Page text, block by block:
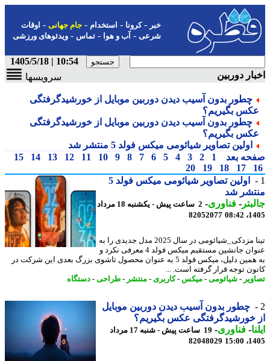
-کرونا-استخدام- جام جهانی-اوقات
شرعی-آب و هوا-تماس-ویدئوهای ورزشی
10:54 | 1405/5/18
دوربین
سرویسها
چطور بدون آسیب دیدن دوربین موبایل از خورشیدگرفتگی
بگیریم؟
چطور بدون آسیب دیدن دوربین موبایل از خورشیدگرفتگی
بگیریم؟
اولین تصاویر شیائومی میکس فولد 5 منتشر شد
بعد
1
2
3
4
5
6
7
8
9
10
11
12
13
14
15
17
18
19
20
اولین تصاویر شیائومی میکس فولد 5
شد
-فناوری-
2 ساعت پیش - یکشنبه 18 مرداد
82052077
تینا مزدکی_شیائومی در سال 2025 مدل جدیدی را به
عنوان جانشین مستقیم میکس فولد 4 معرفی نکرد و
به همین دلیل، میکس فولد 5 به عنوان محصول تاشوی بزرگ بعدی این شرکت در
توجه قرار گرفته است. ...
-شیائومی-میکس-کاربری - منتشر-طراحی -دستگاه
چطور بدون آسیب دیدن دوربین موبایل
خورشیدگرفتگی عکس بگیریم؟
-فناوری-
19 ساعت پیش - شنبه 17 مرداد
82048029